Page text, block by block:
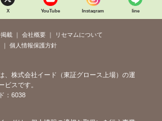
X YouTube Instagram line
載 会社概要
リセマムについて
個人情報保護方針
、株式会社イード（東証グロース上場）の運
ビスです。
：6038